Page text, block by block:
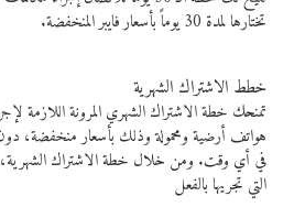
تختارها لمدة 30 يوماً بأسعار فايبر المنخفضة.
خطط الاشتراك الشهرية
تمنحك خطة الاشتراك الشهري المرونة اللازمة
هواتف أرضية ومحمولة وذلك بأسعار منخفضة،
في أي وقت. ومن خلال خطة الاشتراك الشهرية،
التي تجريها بالفعل